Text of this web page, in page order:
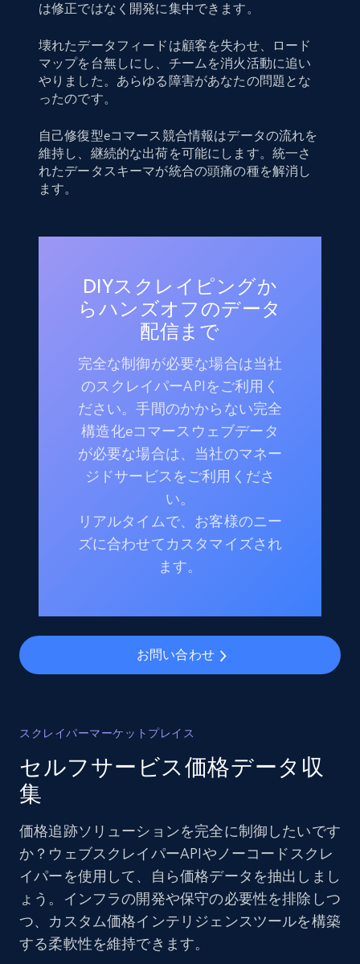
は修正ではなく開発に集中できます。
壊れたデータフィードは顧客を失わせ、ロード
マップを台無しにし、チームを消火活動に追い
やりました。あらゆる障害があなたの問題とな
ったのです。
自己修復型eコマース競合情報はデータの流れを
維持し、継続的な出荷を可能にします。統一さ
れたデータスキーマが統合の頭痛の種を解消し
ます。
DIYスクレイピングか
らハンズオフのデータ
配信まで
完全な制御が必要な場合は当社
のスクレイパーAPIをご利用く
ださい。手間のかからない完全
構造化eコマースウェブデータ
が必要な場合は、当社のマネー
ジドサービスをご利用くださ
い。
リアルタイムで、お客様のニー
ズに合わせてカスタマイズされ
ます。
お問い合わせ
スクレイパーマーケットプレイス
セルフサービス価格データ収
集
価格追跡ソリューションを完全に制御したいです
か？ウェブスクレイパーAPIやノーコードスクレ
イパーを使用して、自ら価格データを抽出しまし
ょう。インフラの開発や保守の必要性を排除しつ
つ、カスタム価格インテリジェンスツールを構築
する柔軟性を維持できます。